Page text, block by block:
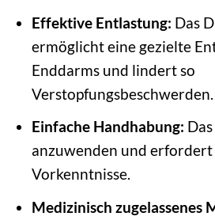
Effektive Entlastung: Das
ermöglicht eine gezielte
Enddarms und lindert so
Verstopfungsbeschwerden.
Einfache Handhabung:
anzuwenden und
Vorkenntnisse.
Medizinisch zugelassenes